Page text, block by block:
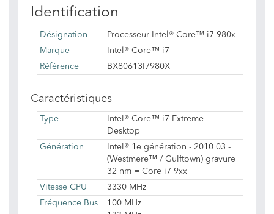
Identification
Désignation
Processeur Intel® Core™ i7 980x
Marque
Intel® Core™ i7
Référence
BX80613I7980X
Caractéristiques
Type
Intel® Core™ i7 Extreme -
Desktop
Génération
Intel® 1e génération - 2010 03 -
(Westmere™ / Gulftown) gravure
32 nm = Core i7 9xx
Vitesse CPU
3330 MHz
Fréquence Bus
100 MHz